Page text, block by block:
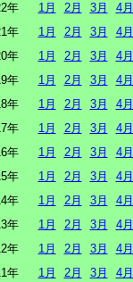
年
1月 2月 3月
4月
年
1月 2月 3月
4月
年
1月 2月 3月
4月
年
1月 2月 3月
4月
年
1月 2月 3月
4月
年
1月 2月 3月
4月
年
1月 2月 3月
4月
年
1月 2月 3月
4月
年
1月 2月 3月
4月
年
1月 2月 3月
4月
年
1月 2月 3月
4月
年
1月 2月 3月
4月